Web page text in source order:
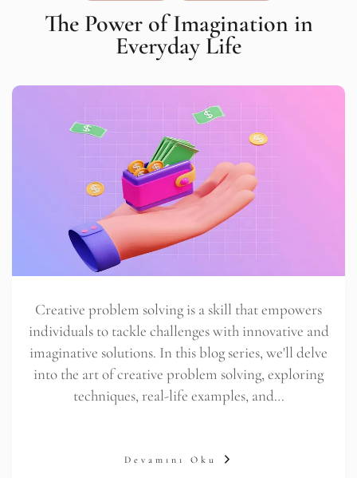
The Power of Imagination in
Everyday Life
Creative problem solving is a skill that empowers
individuals to tackle challenges with innovative and
imaginative solutions. In this blog series, we'll delve
into the art of creative problem solving, exploring
techniques, real-life examples, and…
Devamını Oku